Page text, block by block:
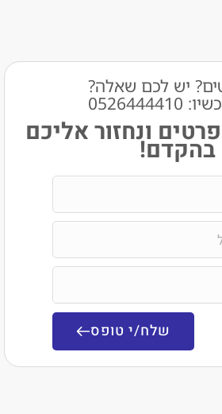
שאלה?
אליכם
שלח/י טופס